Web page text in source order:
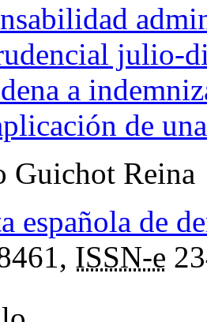
julio-
a
de
Guichot Reina
española de
ISSN-e